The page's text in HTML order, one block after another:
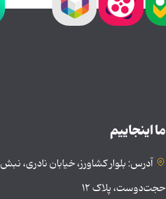
ما اینجاییم
آدرس: بلوار کشاورز، خیابان نادری، نبش
حجت‌دوست، پلاک ۱۲